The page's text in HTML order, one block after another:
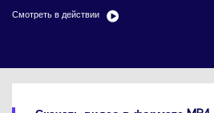
Характеристики
устройств и графических
Смотреть в действии